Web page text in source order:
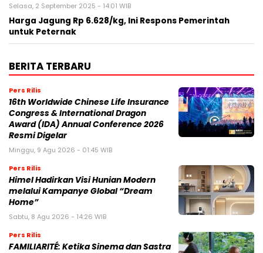
Selasa, 2 September 2025 - 14:01 WIB
Harga Jagung Rp 6.628/kg, Ini Respons Pemerintah
untuk Peternak
BERITA TERBARU
Pers Rilis
16th Worldwide Chinese Life Insurance
Congress & International Dragon
Award (IDA) Annual Conference 2026
Resmi Digelar
Minggu, 9 Agu 2026 - 01:45 WIB
Pers Rilis
Himel Hadirkan Visi Hunian Modern
melalui Kampanye Global “Dream
Home”
Sabtu, 8 Agu 2026 - 14:26 WIB
Pers Rilis
FAMILIARITÉ: Ketika Sinema dan Sastra